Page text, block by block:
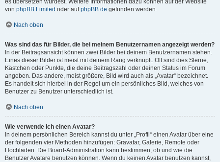
es übersetzen würdest. Weitere Informationen dazu können auf der Website
von phpBB Limited oder aufphpBB.de gefunden werden.
Nach oben
Was sind das für Bilder, die bei meinem Benutzernamen angezeigt werden?
In der Beitragsansicht können zwei Bilder bei deinem Benutzernamen stehen.
Eines dieser Bilder ist meist mit deinem Rang verknüpft: Oft sind dies Sterne,
Kästchen oder Punkte, die deine Beitragszahl oder deinen Status im Forum
angeben. Das andere, meist größere, Bild wird auch als „Avatar“ bezeichnet.
Es handelt sich hierbei in der Regel um ein persönliches Bild, welches von
Benutzer zu Benutzer unterschiedlich ist.
Nach oben
Wie verwende ich einen Avatar?
In deinem persönlichen Bereich kannst du unter „Profil“ einen Avatar über eine
der folgenden vier Methoden hinzufügen: Gravatar, Galerie, Remote oder
Hochladen. Die Board-Administration kann bestimmen, ob und wie die
Benutzer Avatare benutzen können. Wenn du keinen Avatar benutzen kannst,